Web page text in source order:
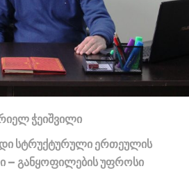
ჭეიშვილი
სტრუქტურული ერთეულის
– განყოფილების უფროსი